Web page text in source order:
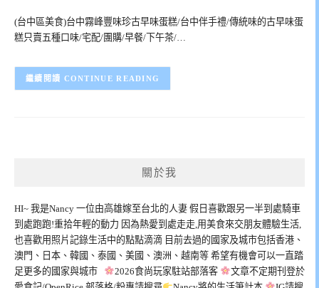
(台中區美食)台中霧峰豐味珍古早味蛋糕/台中伴手禮/傳統味的古早味蛋
糕只賣五種口味/宅配/團購/早餐/下午茶/…
CONTINUE READING
關於我
HI~ 我是Nancy 一位由高雄嫁至台北的人妻 假日喜歡跟另一半到處騎車
到處跑跑!重拾年輕的動力 因為熱愛到處走走,用美食來交朋友體驗生活,
也喜歡用照片記錄生活中的點點滴滴 目前去過的國家及城市包括香港、
澳門、日本、韓國、泰國、美國、澳洲、越南等 希望有機會可以一直踏
足更多的國家與城市
2026食尚玩家駐站部落客
文章不定期刊登於